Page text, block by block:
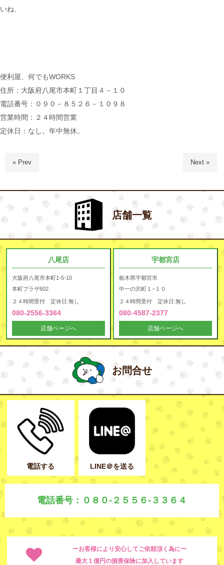
いね、
便利屋、何でもWORKS
住所：大阪府八尾市本町１丁目４－１０
電話番号：０９０－８５２６－１０９８
営業時間：２４時間営業
定休日：なし。年中無休。
« Prev Next »
店舗一覧
八尾店
大阪府八尾市本町1-5-10
本町プラザ602
２４時間受付 定休日:無し
080-2556-3364
店舗ページへ
宇都宮店
栃木県宇都宮市
中一の沢町１−１０
２４時間受付 定休日:無し
080-4587-2377
店舗ページへ
お問合せ
電話する LINE＠を送る
電話番号：０８０-２５５６-３３６４
ーお客様により安心してご依頼頂く為にー
最大１億円の損害保険に加入しています